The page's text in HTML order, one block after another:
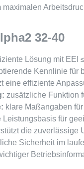
maximalen
32-40
Lösung mit EEI
Kennlinie für
eine effiziente
zusätzliche Funktion
klare Maßangaben
Leistungsbasis für
die zuverlässige
Sicherheit im